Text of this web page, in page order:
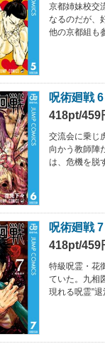
京都姉妹校交
なるのだが、
他の京都組も
呪術廻戦 6
418pt/459
交流会に乗じ
向かう教師陣
は、危機を脱
呪術廻戦 7
418pt/459
特級呪霊・花
ていた。九相
現れる呪霊”